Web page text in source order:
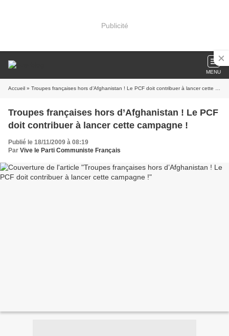
Publicité
MENU
Accueil » Troupes françaises hors d’Afghanistan ! Le PCF doit contribuer à lancer cette campagne !
Troupes françaises hors d’Afghanistan ! Le PCF
doit contribuer à lancer cette campagne !
Publié le 18/11/2009 à 08:19
Par Vive le Parti Communiste Français